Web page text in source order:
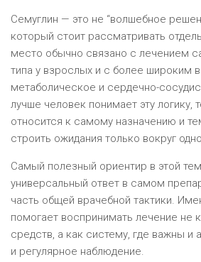
Семуглин — это не “волшебное
который стоит рассматривать
место обычно связано с лечением
типа у взрослых и с более широким
метаболическое и сердечно-
лучше человек понимает эту логику,
относится к самому назначению и
строить ожидания только вокруг
Самый полезный ориентир в этой
универсальный ответ в самом
часть общей врачебной тактики.
помогает воспринимать лечение не
средств, а как систему, где важны и
и регулярное наблюдение.